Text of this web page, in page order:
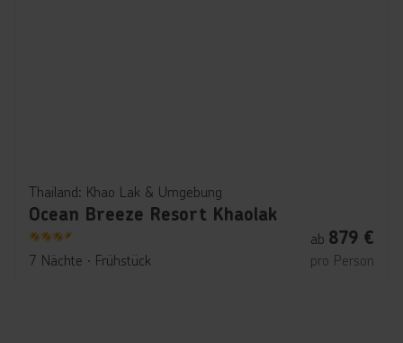
Thailand: Khao Lak & Umgebung
Ocean Breeze Resort Khaolak
3.5
7 Nächte ∙ Frühstück
ab 879 €
pro Person